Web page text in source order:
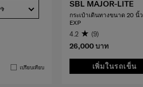
เปรียบเทียบ
26,000 บาท
เพิ่มในรถเข็น
SBL MAJOR-LITE
กระเป๋าเดินทางขนาด 20 นิ้ว
EXP
4.2 (9)